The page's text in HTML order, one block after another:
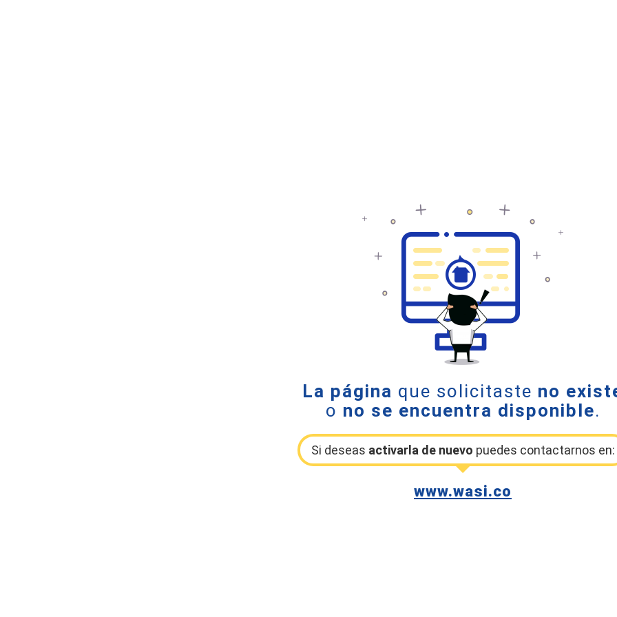
La página que solicitaste no
o no se encuentra disponible.
Si deseas activarla de nuevo puedes contactarnos en:
www.wasi.co